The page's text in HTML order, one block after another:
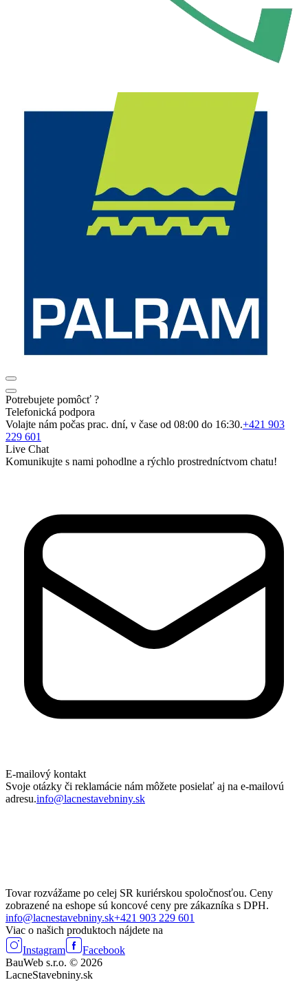
Potrebujete pomôcť ?
Telefonická podpora
Volajte nám počas prac. dní, v čase od 08:00 do 16:30.+421 903
229 601
Live Chat
Komunikujte s nami pohodlne a rýchlo prostredníctvom chatu!
E-mailový kontakt
Svoje otázky či reklamácie nám môžete posielať aj na e-mailovú
adresu.info@lacnestavebniny.sk
Tovar rozvážame po celej SR kuriérskou spoločnosťou. Ceny
zobrazené na eshope sú koncové ceny pre zákazníka s DPH.
info@lacnestavebniny.sk+421 903 229 601
Viac o našich produktoch nájdete na
Instagram
Facebook
BauWeb s.r.o. © 2026
LacneStavebniny.sk